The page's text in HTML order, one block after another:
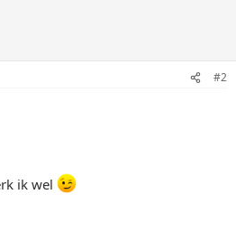
#2
ik wel